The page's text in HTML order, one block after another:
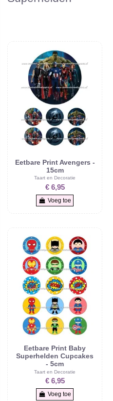
Eetbare Print Avengers -
15cm
Taart en Decoratie
€ 6,95
Voeg toe
Eetbare Print Baby
Superhelden Cupcakes
- 5cm
Taart en Decoratie
€ 6,95
Voeg toe